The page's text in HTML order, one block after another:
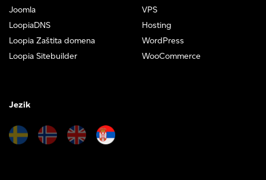
Joomla
LoopiaDNS
Loopia Zaštita domena
Loopia Sitebuilder
VPS
Hosting
WordPress
WooCommerce
Jezik